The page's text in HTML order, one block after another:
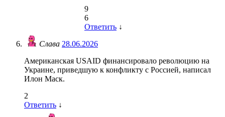
9
6
Ответить ↓
Слава 28.06.2026
Американская USAID финансировало революцию на
Украине, приведшую к конфликту с Россией, написал
Илон Маск.
2
Ответить ↓